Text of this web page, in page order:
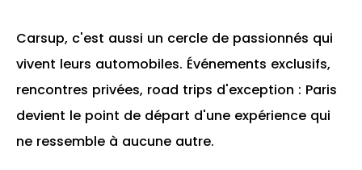
Carsup, c'est aussi un cercle de passionnés qui
vivent leurs automobiles. Événements exclusifs,
rencontres privées, road trips d'exception : Paris
devient le point de départ d'une expérience qui
ne ressemble à aucune autre.